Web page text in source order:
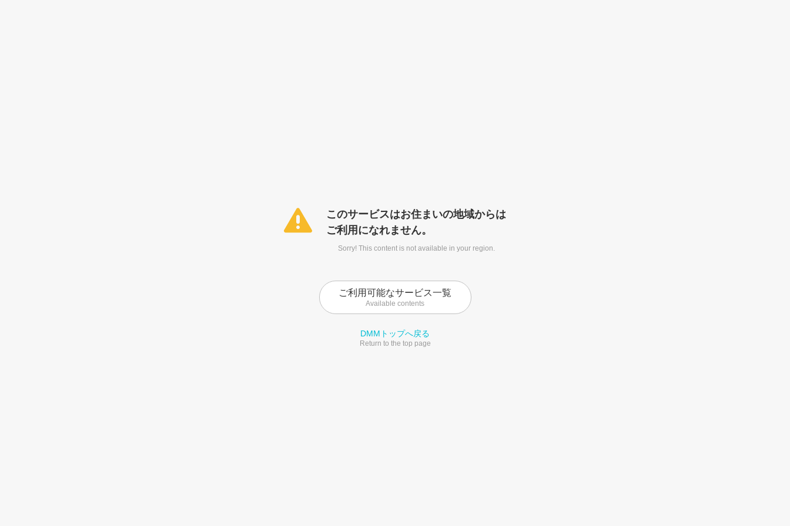
このサービスはお住まいの地域からは
ご利用になれません。
Sorry! This content is not available in your region.
ご利用可能なサービス一覧
Available contents
DMMトップへ戻る
Return to the top page